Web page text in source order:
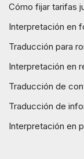
Cómo fijar tarifas
Interpretación en
Traducción para
Interpretación en
Traducción de
Traducción de
Interpretación en